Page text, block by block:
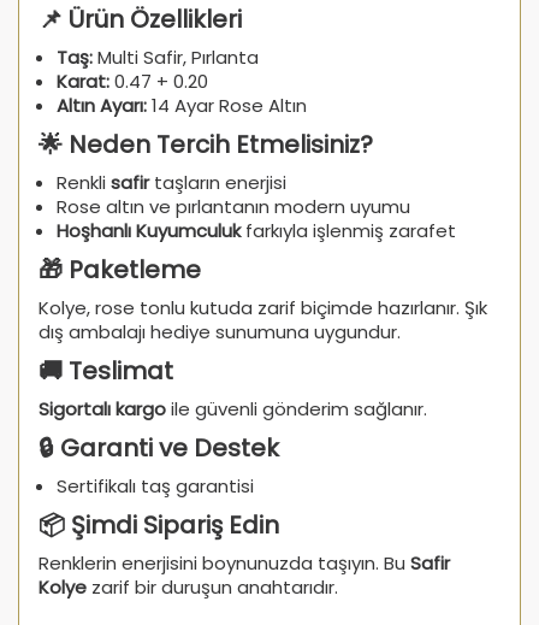
📌 Ürün Özellikleri
Taş:Multi Safir, Pırlanta
Karat:0.47 + 0.20
Altın Ayarı:14 Ayar Rose Altın
🌟 Neden Tercih Etmelisiniz?
Renkli safirtaşların enerjisi
Rose altın ve pırlantanın modern uyumu
Hoşhanlı Kuyumculukfarkıyla işlenmiş zarafet
🎁 Paketleme
Kolye, rose tonlu kutuda zarif biçimde hazırlanır. Şık
dış ambalajı hediye sunumuna uygundur.
🚚 Teslimat
Sigortalı kargoile güvenli gönderim sağlanır.
🔒 Garanti ve Destek
Sertifikalı taş garantisi
📦 Şimdi Sipariş Edin
Renklerin enerjisini boynunuzda taşıyın. Bu Safir
Kolye zarif bir duruşun anahtarıdır.